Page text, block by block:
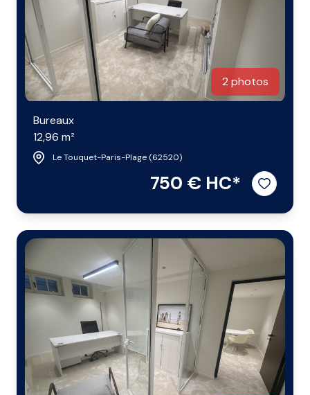
2 photos
Bureaux
12,96 m²
Le Touquet-Paris-Plage (62520)
750 € HC*